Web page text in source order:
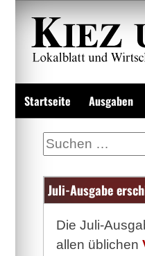
Zum
Inhalt
springen
Startseite Ausgaben
Suche
Juli-Ausgabe
Die Juli-
allen üblichen